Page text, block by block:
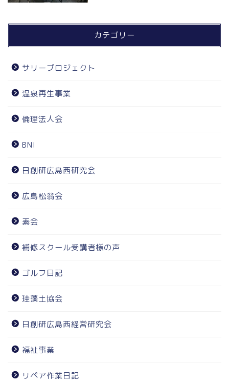
カテゴリー
サリープロジェクト
温泉再生事業
倫理法人会
BNI
日創研広島西研究会
広島松翁会
素会
補修スクール受講者様の声
ゴルフ日記
珪藻土協会
日創研広島西経営研究会
福祉事業
リペア作業日記